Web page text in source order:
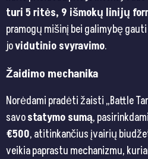
turi 5 ritės, 9 išmokų linijų
pramogų mišinį bei galimybę
jovidutinio svyravimo.
Žaidimo mechanika
Norėdami pradėti žaisti „Battle
savostatymo sumą,
€500, atitinkančius įvairių
veikia paprastu mechanizmu,